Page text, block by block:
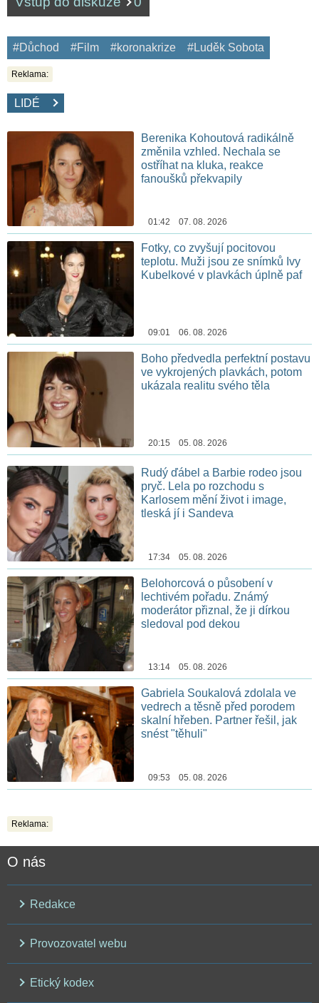
#Důchod #Film #koronakrize #Luděk Sobota
Reklama:
LIDÉ
Berenika Kohoutová radikálně
změnila vzhled. Nechala se
ostříhat na kluka, reakce
fanoušků překvapily
01:42 07. 08. 2026
Fotky, co zvyšují pocitovou
teplotu. Muži jsou ze snímků Ivy
Kubelkové v plavkách úplně paf
09:01 06. 08. 2026
Boho předvedla perfektní postavu
ve vykrojených plavkách, potom
ukázala realitu svého těla
20:15 05. 08. 2026
Rudý ďábel a Barbie rodeo jsou
pryč. Lela po rozchodu s
Karlosem mění život i image,
tleská jí i Sandeva
17:34 05. 08. 2026
Belohorcová o působení v
lechtivém pořadu. Známý
moderátor přiznal, že ji dírkou
sledoval pod dekou
13:14 05. 08. 2026
Gabriela Soukalová zdolala ve
vedrech a těsně před porodem
skalní hřeben. Partner řešil, jak
snést "těhuli"
09:53 05. 08. 2026
Reklama:
O nás
Redakce
Provozovatel webu
Etický kodex